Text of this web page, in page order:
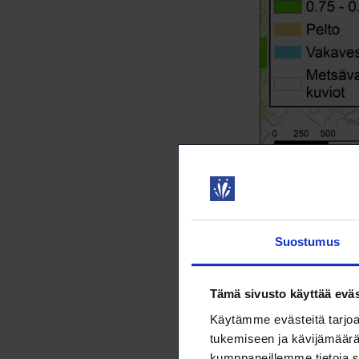
Suostumus
Tämä sivusto käyttää
Käytämme evästeitä
tukemiseen ja
–
tarjoavat